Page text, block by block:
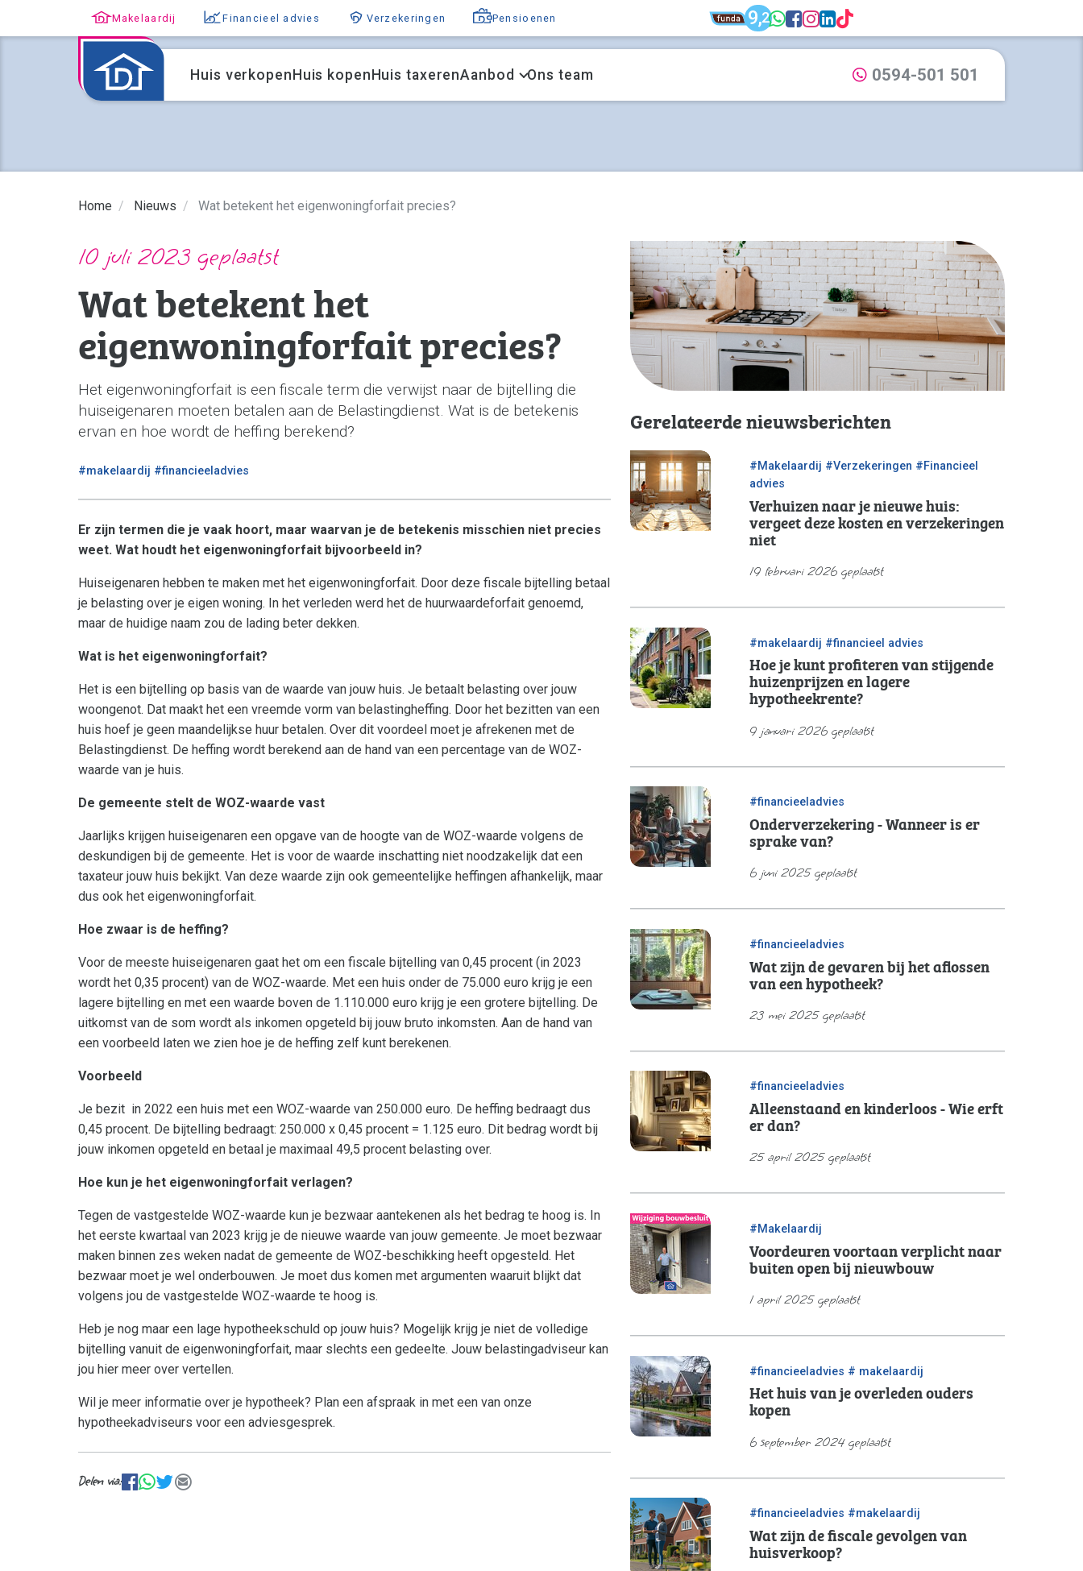
Makelaardij Financieel advies Verzekeringen Pensioenen Funda: Dijkstra Makelaardij & Financieel
Dijkstra Makelaardij & Financieel advies
9,2 WhatsApp: 0594-501 501
Facebook: Dijkstra
Instagram: Dijkstra
LinkedIn: Dijkstra
TikTok: Dijkstra
Huis verkopen Huis kopen Huis taxerenAanbod Ons team Bel ons via:
0594-501 501
Home Nieuws Wat betekent het eigenwoningforfait precies?
10 juli 2023 geplaatst
Wat betekent het
eigenwoningforfait precies?
Het eigenwoningforfait is een fiscale term die verwijst naar de bijtelling die
huiseigenaren moeten betalen aan de Belastingdienst. Wat is de betekenis
ervan en hoe wordt de heffing berekend?
#makelaardij /#financieeladvies
Er zijn termen die je vaak hoort, maar waarvan je de betekenis misschien niet precies
weet. Wat houdt het eigenwoningforfait bijvoorbeeld in?
Huiseigenaren hebben te maken met het eigenwoningforfait. Door deze fiscale bijtelling betaal
je belasting over je eigen woning. In het verleden werd het de huurwaardeforfait genoemd,
maar de huidige naam zou de lading beter dekken.
Wat is het eigenwoningforfait?
Het is een bijtelling op basis van de waarde van jouw huis. Je betaalt belasting over jouw
woongenot. Dat maakt het een vreemde vorm van belastingheffing. Door het bezitten van een
huis hoef je geen maandelijkse huur betalen. Over dit voordeel moet je afrekenen met de
Belastingdienst. De heffing wordt berekend aan de hand van een percentage van de WOZ-
waarde van je huis.
De gemeente stelt de WOZ-waarde vast
Jaarlijks krijgen huiseigenaren een opgave van de hoogte van de WOZ-waarde volgens de
deskundigen bij de gemeente. Het is voor de waarde inschatting niet noodzakelijk dat een
taxateur jouw huis bekijkt. Van deze waarde zijn ook gemeentelijke heffingen afhankelijk, maar
dus ook het eigenwoningforfait.
Hoe zwaar is de heffing?
Voor de meeste huiseigenaren gaat het om een fiscale bijtelling van 0,45 procent (in 2023
wordt het 0,35 procent) van de WOZ-waarde. Met een huis onder de 75.000 euro krijg je een
lagere bijtelling en met een waarde boven de 1.110.000 euro krijg je een grotere bijtelling. De
uitkomst van de som wordt als inkomen opgeteld bij jouw bruto inkomsten. Aan de hand van
een voorbeeld laten we zien hoe je de heffing zelf kunt berekenen.
Voorbeeld
Je bezit in 2022 een huis met een WOZ-waarde van 250.000 euro. De heffing bedraagt dus
0,45 procent. De bijtelling bedraagt: 250.000 x 0,45 procent = 1.125 euro. Dit bedrag wordt bij
jouw inkomen opgeteld en betaal je maximaal 49,5 procent belasting over.
Hoe kun je het eigenwoningforfait verlagen?
Tegen de vastgestelde WOZ-waarde kun je bezwaar aantekenen als het bedrag te hoog is. In
het eerste kwartaal van 2023 krijg je de nieuwe waarde van jouw gemeente. Je moet bezwaar
maken binnen zes weken nadat de gemeente de WOZ-beschikking heeft opgesteld. Het
bezwaar moet je wel onderbouwen. Je moet dus komen met argumenten waaruit blijkt dat
volgens jou de vastgestelde WOZ-waarde te hoog is.
Heb je nog maar een lage hypotheekschuld op jouw huis? Mogelijk krijg je niet de volledige
bijtelling vanuit de eigenwoningforfait, maar slechts een gedeelte. Jouw belastingadviseur kan
jou hier meer over vertellen.
Wil je meer informatie over je hypotheek? Plan een afspraak in met een van onze
hypotheekadviseurs voor een adviesgesprek.
Delen via: facebook
WhatsApp
Tweet
E-mail
Gerelateerde nieuwsberichten
#Makelaardij/#Verzekeringen/#Financieel
advies
Verhuizen naar je nieuwe huis:
vergeet deze kosten en verzekeringen
niet
19 februari 2026 geplaatst
#makelaardij/#financieel advies
Hoe je kunt profiteren van stijgende
huizenprijzen en lagere
hypotheekrente?
9 januari 2026 geplaatst
#financieeladvies
Onderverzekering - Wanneer is er
sprake van?
6 juni 2025 geplaatst
#financieeladvies
Wat zijn de gevaren bij het aflossen
van een hypotheek?
23 mei 2025 geplaatst
#financieeladvies
Alleenstaand en kinderloos - Wie erft
er dan?
25 april 2025 geplaatst
#Makelaardij
Voordeuren voortaan verplicht naar
buiten open bij nieuwbouw
1 april 2025 geplaatst
#financieeladvies/# makelaardij
Het huis van je overleden ouders
kopen
6 september 2024 geplaatst
#financieeladvies/#makelaardij
Wat zijn de fiscale gevolgen van
huisverkoop?